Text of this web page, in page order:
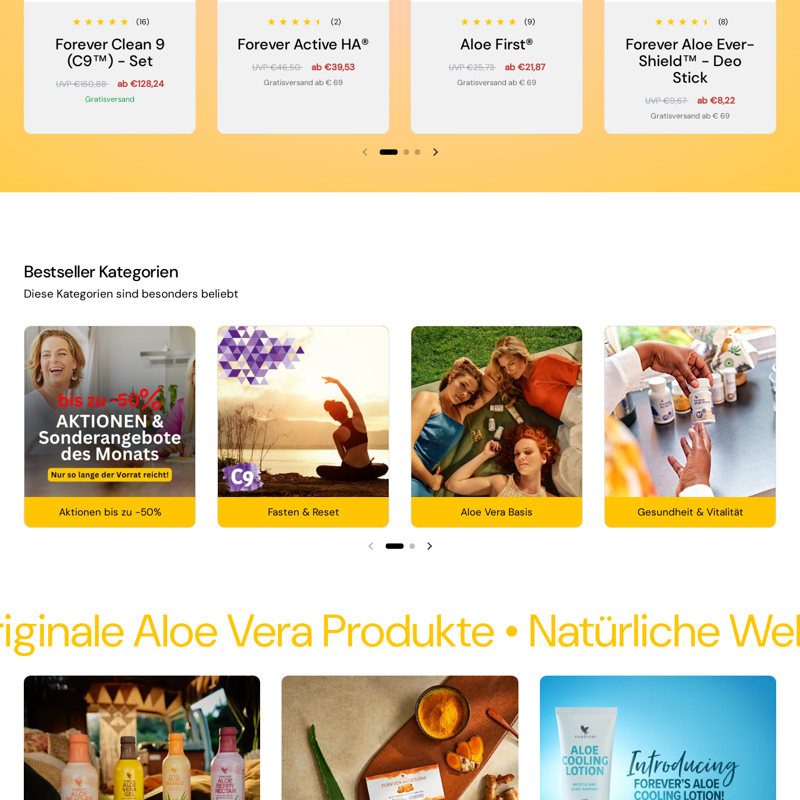
(16)
Forever Clean 9
(C9™) - Set
UVP €150,88 ab €128,24
Gratisversand
(2)
Forever Active HA®
UVP €46,50 ab €39,53
Gratisversand ab € 69
(9)
Aloe First®
UVP €25,73 ab €21,87
Gratisversand ab € 69
(8)
Forever Aloe Ever-
Shield™ - Deo
Stick
UVP €9,67 ab €8,22
Gratisversand ab € 69
Vorherige FolieNächste Folie
Bestseller Kategorien
Diese Kategorien sind besonders beliebt
Aktionen bis zu -50% Fasten & Reset Aloe Vera Basis Gesundheit & Vitalität
Vorherige FolieNächste Folie
Aloe Vera Produkte • Natürliche